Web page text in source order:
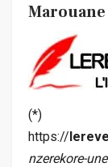
Marouane
(*)
https://
nzerekore-